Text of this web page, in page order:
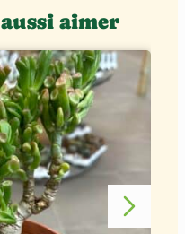
aimer